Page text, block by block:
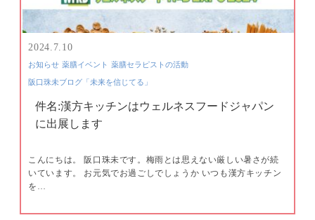
2024.7.10
お知らせ 薬膳イベント 薬膳セラピストの活動
阪口珠未ブログ「未来を信じてる」
件名:漢方キッチンはウェルネスフードジャパン
に出展します
こんにちは。 阪口珠未です。梅雨とは思えない厳しい暑さが続
いています。 お元気でお過ごしでしょうか いつも漢方キッチン
を…